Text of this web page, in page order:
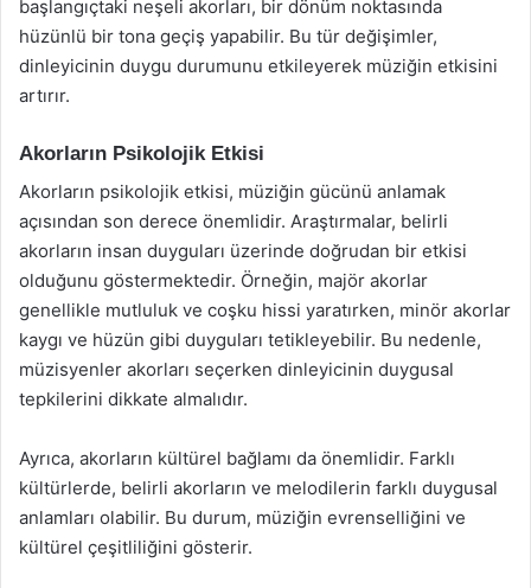
başlangıçtaki neşeli akorları, bir dönüm noktasında
hüzünlü bir tona geçiş yapabilir. Bu tür değişimler,
dinleyicinin duygu durumunu etkileyerek müziğin etkisini
artırır.
Akorların Psikolojik Etkisi
Akorların psikolojik etkisi, müziğin gücünü anlamak
açısından son derece önemlidir. Araştırmalar, belirli
akorların insan duyguları üzerinde doğrudan bir etkisi
olduğunu göstermektedir. Örneğin, majör akorlar
genellikle mutluluk ve coşku hissi yaratırken, minör akorlar
kaygı ve hüzün gibi duyguları tetikleyebilir. Bu nedenle,
müzisyenler akorları seçerken dinleyicinin duygusal
tepkilerini dikkate almalıdır.
Ayrıca, akorların kültürel bağlamı da önemlidir. Farklı
kültürlerde, belirli akorların ve melodilerin farklı duygusal
anlamları olabilir. Bu durum, müziğin evrenselliğini ve
kültürel çeşitliliğini gösterir.